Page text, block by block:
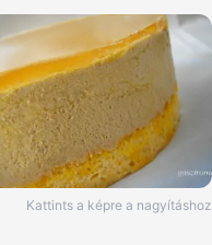
Kattints a képre a nagyításhoz